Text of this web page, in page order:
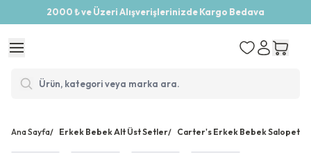
2000 ₺ ve Üzeri Alışverişlerinizde Kargo Bedava
Ana Sayfa/ Erkek Bebek Alt Üst Setler/ Carter's Erkek Bebek Salopet